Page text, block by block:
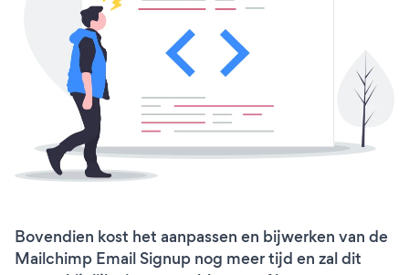
Bovendien kost het aanpassen en bijwerken van de
Mailchimp Email Signup nog meer tijd en zal dit